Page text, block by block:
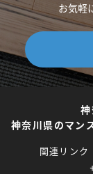
お気軽
神奈川県のマン
関連リンク